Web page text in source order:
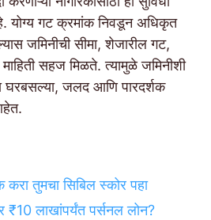
गट क्रमांक निवडून अधिकृत
जमिनीची सीमा, शेजारील गट,
सहज मिळते. त्यामुळे जमिनीशी
जलद आणि पारदर्शक
तुमचा सिबिल स्कोर पहा
लाखांपर्यंत पर्सनल लोन?